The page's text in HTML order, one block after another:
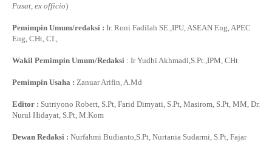
Pusat, ex officio)
Pemimpin Umum/redaksi : Ir. Roni Fadilah SE.,IPU, ASEAN Eng, APEC
Eng, CHt, CI.,
Wakil Pemimpin Umum/Redaksi : Ir Yudhi Akhmadi,S.Pt.,IPM, CHt
Pemimpin Usaha : Zanuar Arifin, A.Md
Editor : Sutriyono Robert, S.Pt, Farid Dimyati, S.Pt, Masirom, S.Pt, MM, Dr.
Nurul Hidayat, S.Pt, M.Kom
Dewan Redaksi : Nurfahmi Budianto,S.Pt, Nurtania Sudarmi, S.Pt, Fajar